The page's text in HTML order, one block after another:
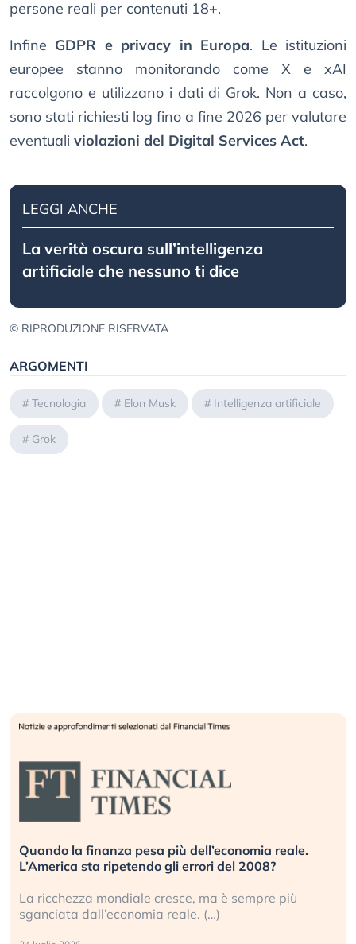
persone reali per contenuti 18+.
Infine GDPR e privacy in Europa. Le istituzioni
europee stanno monitorando come X e xAI
raccolgono e utilizzano i dati di Grok. Non a caso,
sono stati richiesti log fino a fine 2026 per valutare
eventuali violazioni del Digital Services Act.
LEGGI ANCHE
La verità oscura sull’intelligenza
artificiale che nessuno ti dice
© RIPRODUZIONE RISERVATA
ARGOMENTI
# Tecnologia # Elon Musk # Intelligenza artificiale
# Grok
Russia e Cina pronti a spegnere Starlink. Gli
investitori stanno sottovalutando il rischio?
Gli investitori tech continuano a ignorare il rischio
geopolitico: il (…)